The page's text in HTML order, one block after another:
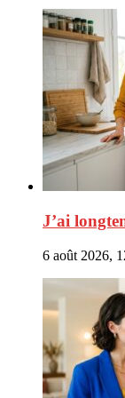
J’ai
6 août 2026,